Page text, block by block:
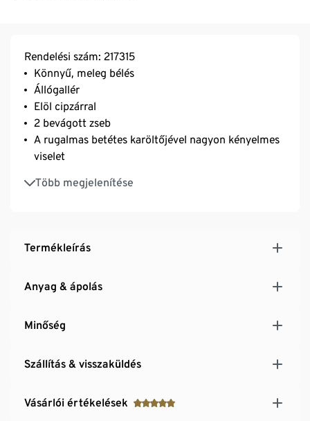
Rendelési szám: 217315
Könnyű, meleg bélés
Állógallér
Elöl cipzárral
2 bevágott zseb
A rugalmas betétes karöltőjével nagyon kényelmes
viselet
Több megjelenítése
Bécsi varrások a nőies sziluetthez
Termékleírás
Anyag & ápolás
Minőség
Szállítás & visszaküldés
Vásárlói értékelések